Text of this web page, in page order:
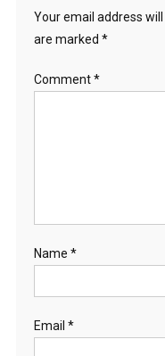
Your email address will
are marked *
Comment*
Name *
Email *